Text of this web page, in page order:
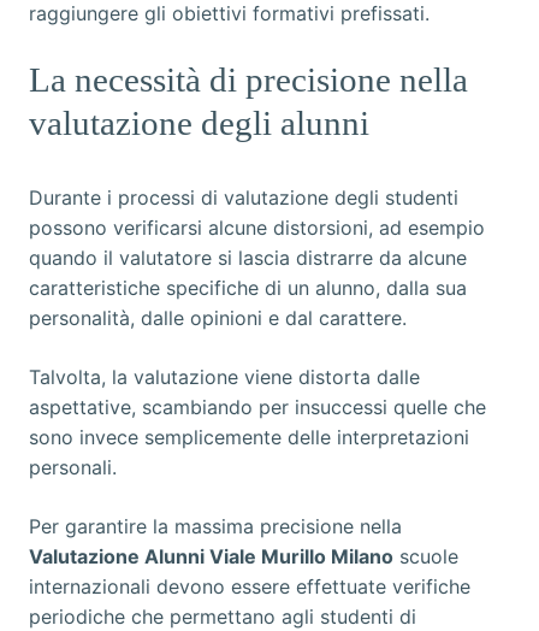
raggiungere gli obiettivi formativi prefissati.
La necessità di precisione nella
valutazione degli alunni
Durante i processi di valutazione degli studenti
possono verificarsi alcune distorsioni, ad esempio
quando il valutatore si lascia distrarre da alcune
caratteristiche specifiche di un alunno, dalla sua
personalità, dalle opinioni e dal carattere.
Talvolta, la valutazione viene distorta dalle
aspettative, scambiando per insuccessi quelle che
sono invece semplicemente delle interpretazioni
personali.
Per garantire la massima precisione nella
Valutazione Alunni Viale Murillo Milano scuole
internazionali devono essere effettuate verifiche
periodiche che permettano agli studenti di